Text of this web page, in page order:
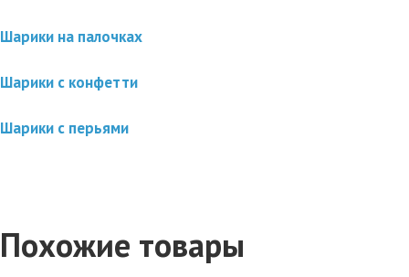
Шарики на палочках
Шарики с конфетти
Шарики с перьями
Похожие товары